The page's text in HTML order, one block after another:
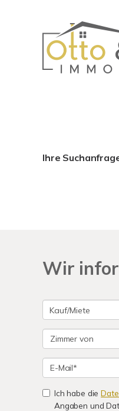
Ihre
Wir
Ich habe die
Angaben und